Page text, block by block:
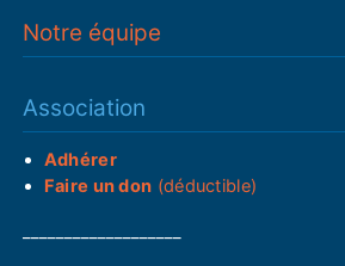
Notre équipe
Association
Adhérer
Faire un don (déductible)